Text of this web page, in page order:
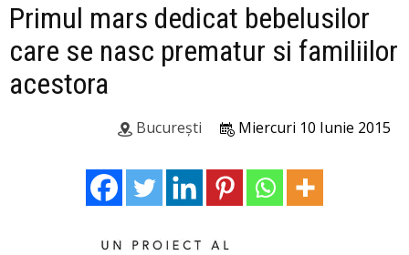
Primul mars dedicat bebelusilor
care se nasc prematur si familiilor
acestora
Miercuri 10 Iunie 2015
București